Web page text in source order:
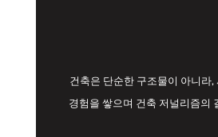
건축은 단순한 구조물이 아니라
경험을 쌓으며 건축 저널리즘의